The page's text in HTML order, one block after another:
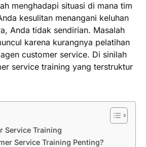
menghadapi situasi di mana tim
kesulitan menangani keluhan
Anda tidak sendirian. Masalah
karena kurangnya pelatihan
customer service. Di sinilah
service training yang terstruktur
Service Training
Service Training Penting?